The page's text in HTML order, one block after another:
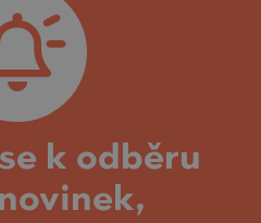
k odběru